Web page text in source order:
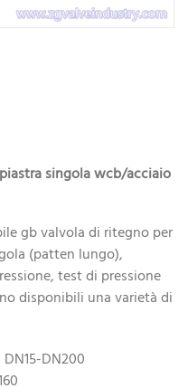
singola wcb/acciaio
gb valvola di ritegno per
(patten lungo),
test di pressione
disponibili una varietà di
DN15-DN200